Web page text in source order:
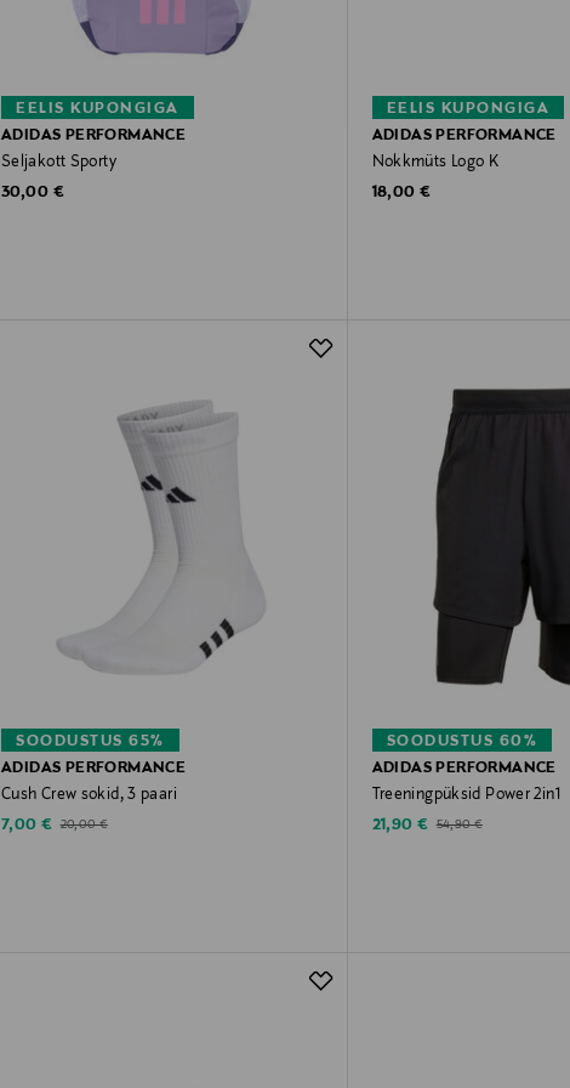
EELIS KUPONGIGA
ADIDAS PERFORMANCE
Seljakott Sporty
Original Price
30,00 €
EELIS KUPONGIGA
ADIDAS PERFORMANCE
Nokkmüts Logo K
Original Price
18,00 €
SOODUSTUS 65%
ADIDAS PERFORMANCE
Cush Crew sokid, 3 paari
Discounted Price
7,00 € Original Price
20,00 €
SOODUSTUS 60%
ADIDAS PERFORMANCE
Treeningpüksid Power 2in1
Discounted Price
21,90 € Original Price
54,90 €